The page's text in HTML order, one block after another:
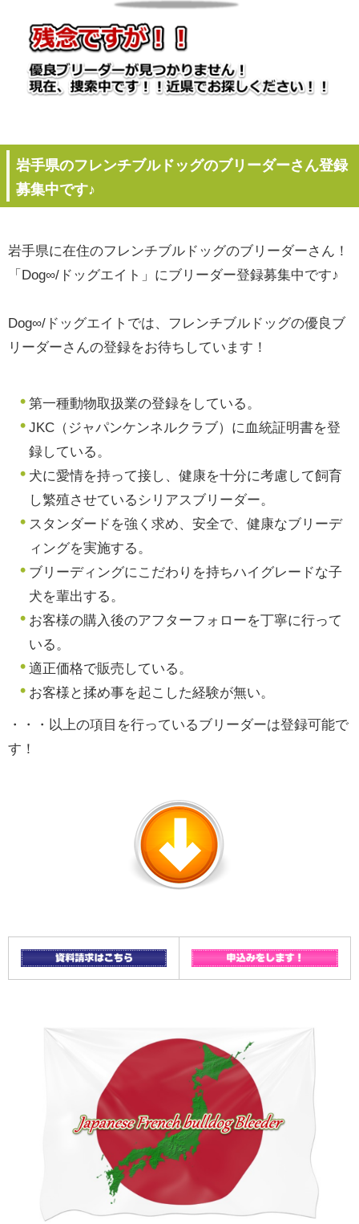
岩手県のフレンチブルドッグのブリーダーさん登録
募集中です♪
岩手県に在住のフレンチブルドッグのブリーダーさん！
「Dog∞/ドッグエイト」にブリーダー登録募集中です♪
Dog∞/ドッグエイトでは、フレンチブルドッグの優良ブ
リーダーさんの登録をお待ちしています！
第一種動物取扱業の登録をしている。
JKC（ジャパンケンネルクラブ）に血統証明書を登
録している。
犬に愛情を持って接し、健康を十分に考慮して飼育
し繁殖させているシリアスブリーダー。
スタンダードを強く求め、安全で、健康なブリーデ
ィングを実施する。
ブリーディングにこだわりを持ちハイグレードな子
犬を輩出する。
お客様の購入後のアフターフォローを丁寧に行って
いる。
適正価格で販売している。
お客様と揉め事を起こした経験が無い。
・・・以上の項目を行っているブリーダーは登録可能で
す！